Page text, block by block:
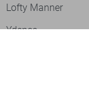
Lofty Manner
Ydence